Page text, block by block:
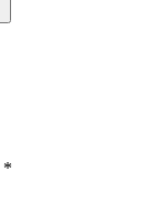
*